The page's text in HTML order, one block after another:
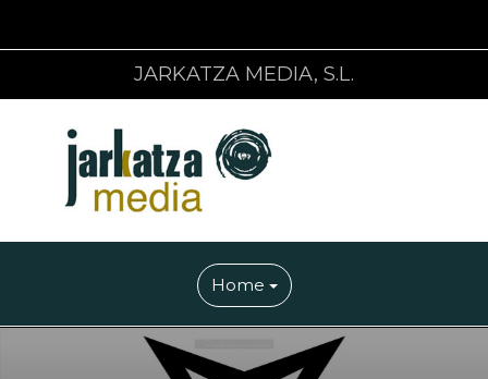
JARKATZA MEDIA, S.L.
Home